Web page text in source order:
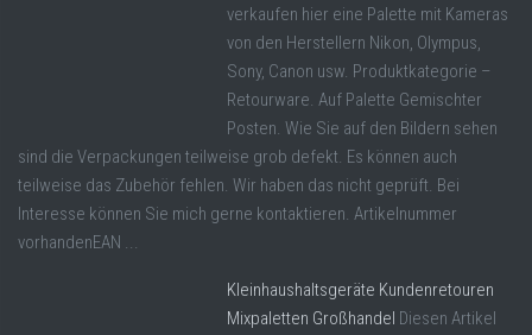
verkaufen hier eine Palette mit Kameras
von den Herstellern Nikon, Olympus,
Sony, Canon usw. Produktkategorie –
Retourware. Auf Palette Gemischter
Posten. Wie Sie auf den Bildern sehen
sind die Verpackungen teilweise grob defekt. Es können auch
teilweise das Zubehör fehlen. Wir haben das nicht geprüft. Bei
Interesse können Sie mich gerne kontaktieren. Artikelnummer
vorhandenEAN ...
Kleinhaushaltsgeräte Kundenretouren
Mixpaletten Großhandel Diesen Artikel